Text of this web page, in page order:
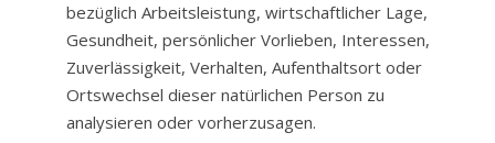
bezüglich Arbeitsleistung, wirtschaftlicher Lage,
Gesundheit, persönlicher Vorlieben, Interessen,
Zuverlässigkeit, Verhalten, Aufenthaltsort oder
Ortswechsel dieser natürlichen Person zu
analysieren oder vorherzusagen.